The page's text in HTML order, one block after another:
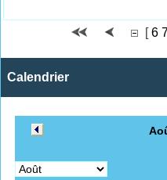
[6
Calendrier